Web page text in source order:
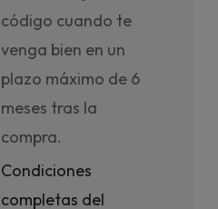
código cuando te
venga bien en un
plazo máximo de 6
meses tras la
compra.
Condiciones
completas del